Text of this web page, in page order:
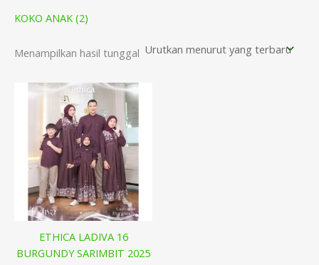
KOKO ANAK (2)
Menampilkan hasil tunggal
ETHICA LADIVA 16
BURGUNDY SARIMBIT 2025
Rentang
harga:
Rp269.900
hingga